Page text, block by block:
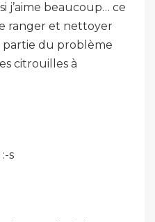
j’aime beaucoup… ce
ranger et nettoyer
partie du problème
citrouilles à
s